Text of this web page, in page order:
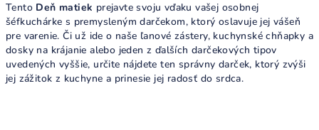
Tento Deň matiek prejavte svoju vďaku vašej osobnej
šéfkuchárke s premysleným darčekom, ktorý oslavuje jej vášeň
pre varenie. Či už ide o naše ľanové zástery, kuchynské chňapky a
dosky na krájanie alebo jeden z ďalších darčekových tipov
uvedených vyššie, určite nájdete ten správny darček, ktorý zvýši
jej zážitok z kuchyne a prinesie jej radosť do srdca.